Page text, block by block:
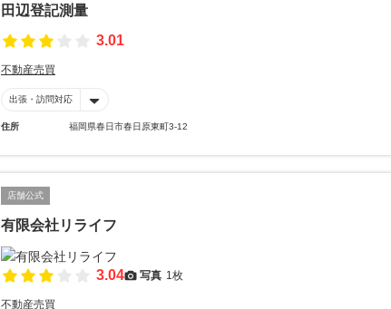
田辺登記測量
3.01
不動産売買
出張・訪問対応
住所 福岡県春日市春日原東町3-12
店舗公式
有限会社リライフ
3.04 写真 1枚
不動産売買